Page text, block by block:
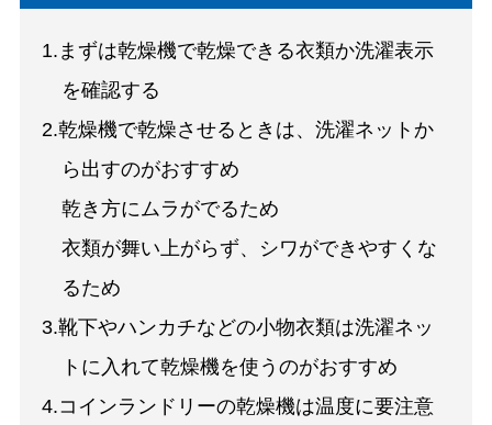
1.まずは乾燥機で乾燥できる衣類か洗濯表示
を確認する
2.乾燥機で乾燥させるときは、洗濯ネットか
ら出すのがおすすめ
乾き方にムラがでるため
衣類が舞い上がらず、シワができやすくな
るため
3.靴下やハンカチなどの小物衣類は洗濯ネッ
トに入れて乾燥機を使うのがおすすめ
4.コインランドリーの乾燥機は温度に要注意